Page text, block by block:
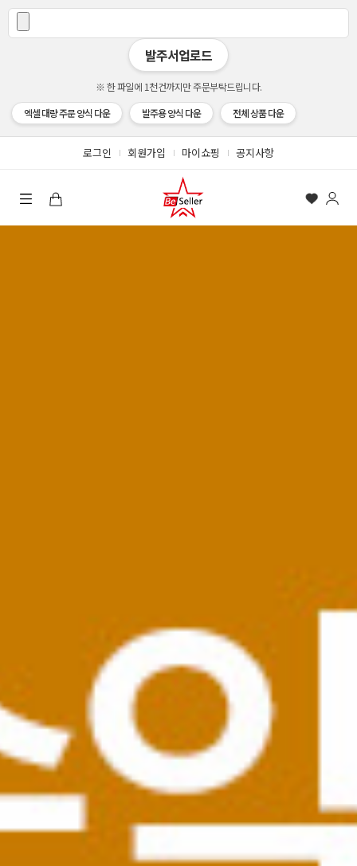
발주서업로드
※ 한 파일에 1천건까지만 주문부탁드립니다.
엑셀 대량 주문 양식 다운
발주용 양식 다운 전체 상품 다운
로그인 회원가입 마이쇼핑 공지사항